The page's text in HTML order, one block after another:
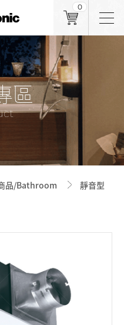
0
區
品/Bathroom
靜音型